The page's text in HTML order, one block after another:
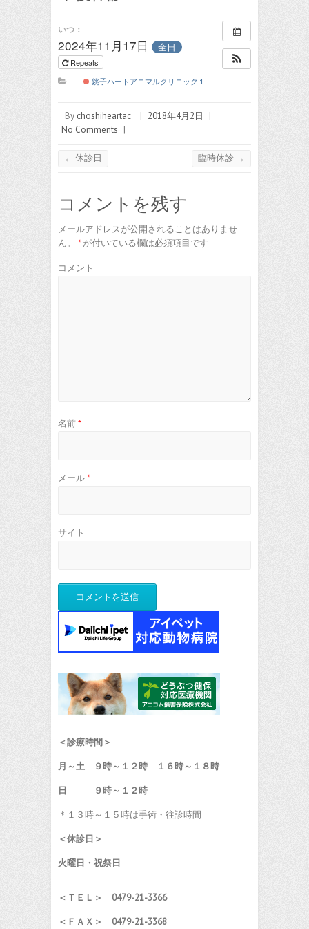
いつ：
2024年11月17日 全日
Repeats
銚子ハートアニマルクリニック１
By choshiheartac | 2018年4月2日
|
No Comments |
← 休診日 臨時休診 →
コメントを残す
メールアドレスが公開されることはありませ
ん。
* が付いている欄は必須項目です
コメント
名前*
メール*
サイト
＜診療時間＞
月～土 ９時～１２時 １６時～１８時
日 ９時～１２時
＊１３時～１５時は手術・往診時間
＜休診日＞
火曜日・祝祭日
＜ＴＥＬ＞ 0479-21-3366
＜ＦＡＸ＞ 0479-21-3368